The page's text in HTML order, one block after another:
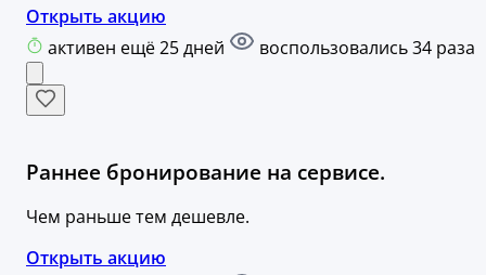
Открыть акцию
активен ещё 25 дней
воспользовались 34 раза
Раннее бронирование на сервисе.
Чем раньше тем дешевле.
Открыть акцию